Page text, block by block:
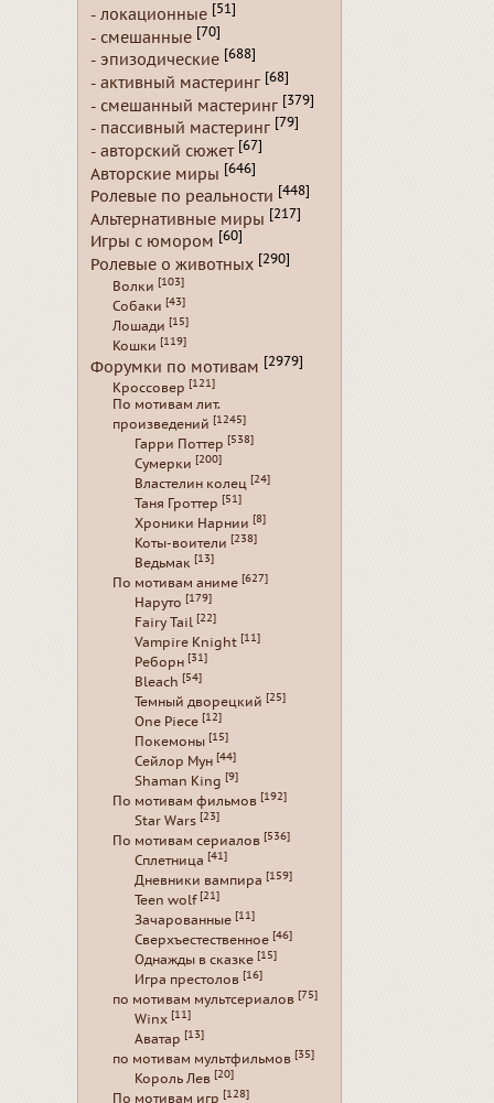
- локационные [51]
- смешанные [70]
- эпизодические [688]
- активный мастеринг [68]
- смешанный мастеринг [379]
- пассивный мастеринг [79]
- авторский сюжет [67]
Авторские миры [646]
Ролевые по реальности [448]
Альтернативные миры [217]
Игры с юмором [60]
Ролевые о животных [290]
Волки [103]
Собаки [43]
Лошади [15]
Кошки [119]
Форумки по мотивам [2979]
Кроссовер [121]
По мотивам лит.
произведений [1245]
Гарри Поттер [538]
Сумерки [200]
Властелин колец [24]
Таня Гроттер [51]
Хроники Нарнии [8]
Коты-воители [238]
Ведьмак [13]
По мотивам аниме [627]
Наруто [179]
Fairy Tail [22]
Vampire Knight [11]
Реборн [31]
Bleach [54]
Темный дворецкий [25]
One Piece [12]
Покемоны [15]
Сейлор Мун [44]
Shaman King [9]
По мотивам фильмов [192]
Star Wars [23]
По мотивам сериалов [536]
Сплетница [41]
Дневники вампира [159]
Teen wolf [21]
Зачарованные [11]
Сверхъестественное [46]
Однажды в сказке [15]
Игра престолов [16]
по мотивам мультсериалов [75]
Winx [11]
Аватар [13]
по мотивам мультфильмов [35]
Король Лев [20]
По мотивам игр [128]